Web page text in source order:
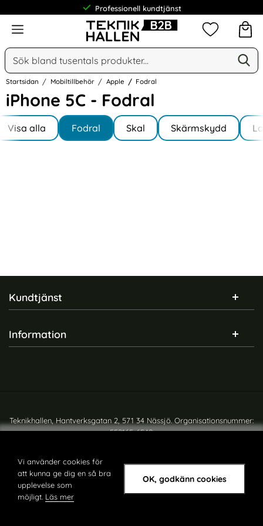
Vi använder cookies för
att kunna ge dig en så bra
upplevelse som
möjligt. Läs mer
OK, godkänn cookies
Professionell kundtjänst
Meny
Sök
Sök på Narse Group AB
Mina
Startsidan Mobiltillbehör Apple Fodral
iPhone 5C - Fodral
Hoppa
till
produkter
Underkategorier
Visa alla
I iPhone 5C Fodral Skal Skärmskydd
Sidfot Blandad info och länkar
Kundtjänst
Information
Teknikhallen, Hantverksgatan 2, 571 34 Nässjö. Organisationsnummer:
559165-6540